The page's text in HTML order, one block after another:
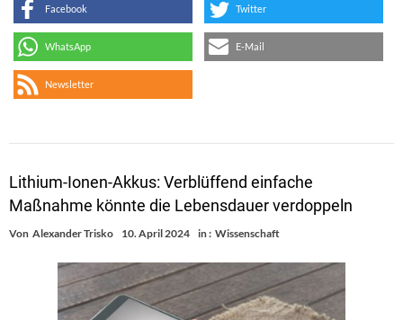
Facebook Twitter
WhatsApp E-Mail
Newsletter
Lithium-Ionen-Akkus: Verblüffend einfache
Maßnahme könnte die Lebensdauer verdoppeln
Von Alexander Trisko 10. April 2024 in : Wissenschaft